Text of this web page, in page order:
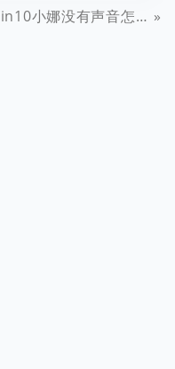
Win10小娜没有声音怎么办？Win10小娜语音助手没声音解决办法